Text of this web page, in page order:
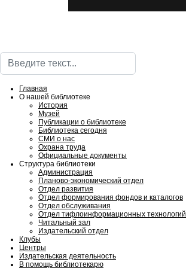
Поиск
Главная
О нашей библиотеке
История
Музей
Публикации о библиотеке
Библиотека сегодня
СМИ о нас
Охрана труда
Официальные документы
Структура библиотеки
Администрация
Планово-экономический отдел
Отдел развития
Отдел формирования фондов и каталогов
Отдел обслуживания
Отдел тифлоинформационных технологий
Читальный зал
Издательский отдел
Клубы
Центры
Издательская деятельность
В помощь библиотекарю